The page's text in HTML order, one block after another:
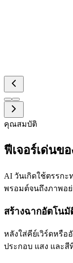
คุณสมบัติ
ฟีเจอร์เด่นข
AI วันเกิดใช้ตรรกะ
พรอมต์จนถึงภาพอ
สร้างฉากอัตโนมั
หลังใส่คีย์เวิร์ดหรือ
ประกอบ แสง และ